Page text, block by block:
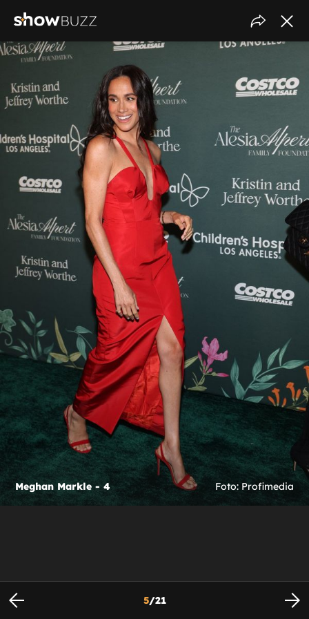
Meghan Markle - 4 Foto: Profimedia
5/21